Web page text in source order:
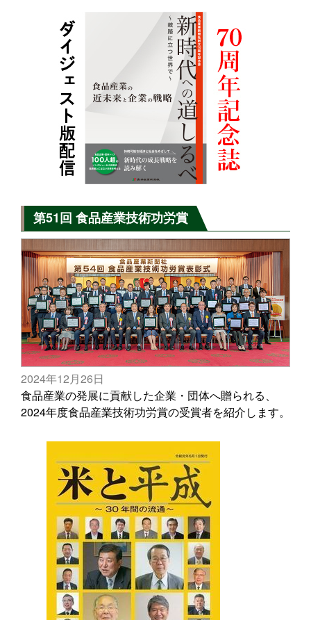
第51回 食品産業技術功労賞
2024年12月26日
食品産業の発展に貢献した企業・団体へ贈られる、
2024年度食品産業技術功労賞の受賞者を紹介します。